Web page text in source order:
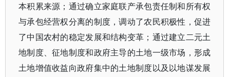
本积累来源；通过确立家庭联产承包责任制和所有权
与承包经营权分离的制度，调动了农民积极性，促进
了中国农村的稳定发展和结构变革；通过建立二元土
地制度、征地制度和政府主导的土地一级市场，形成
土地增值收益向政府集中的土地制度以及以地谋发展